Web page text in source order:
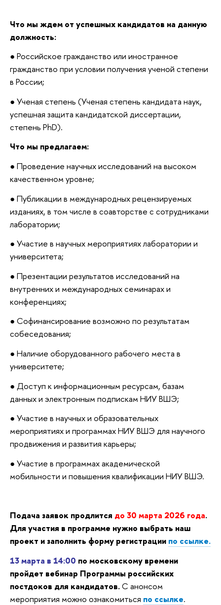
Что мы ждем от успешных кандидатов на данную
должность:
● Российское гражданство или иностранное
гражданство при условии получения ученой степени
в России;
● Ученая степень (Ученая степень кандидата наук,
успешная защита кандидатской диссертации,
степень PhD).
Что мы предлагаем:
● Проведение научных исследований на высоком
качественном уровне;
● Публикации в международных рецензируемых
изданиях, в том числе в соавторстве с сотрудниками
лаборатории;
● Участие в научных мероприятиях лаборатории и
университета;
● Презентации результатов исследований на
внутренних и международных семинарах и
конференциях;
● Софинансирование возможно по результатам
собеседования;
● Наличие оборудованного рабочего места в
университете;
● Доступ к информационным ресурсам, базам
данных и электронным подпискам НИУ ВШЭ;
● Участие в научных и образовательных
мероприятиях и программах НИУ ВШЭ для научного
продвижения и развития карьеры;
● Участие в программах академической
мобильности и повышения квалификации НИУ ВШЭ.
Подача заявок продлится до 30 марта 2026 года.
Для участия в программе нужно выбрать наш
проект и заполнить форму регистрации по ссылке.
13 марта в 14:00 по московскому времени
пройдет вебинар Программы российских
постдоков для кандидатов.С анонсом
мероприятия можно ознакомиться по ссылке.